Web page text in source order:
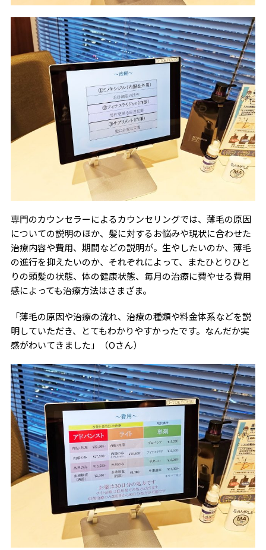
専門のカウンセラーによるカウンセリングでは、薄毛の原因
についての説明のほか、髪に対するお悩みや現状に合わせた
治療内容や費用、期間などの説明が。生やしたいのか、薄毛
の進行を抑えたいのか、それぞれによって、またひとりひと
りの頭髪の状態、体の健康状態、毎月の治療に費やせる費用
感によっても治療方法はさまざま。
「薄毛の原因や治療の流れ、治療の種類や料金体系などを説
明していただき、とてもわかりやすかったです。なんだか実
感がわいてきました」（Oさん）